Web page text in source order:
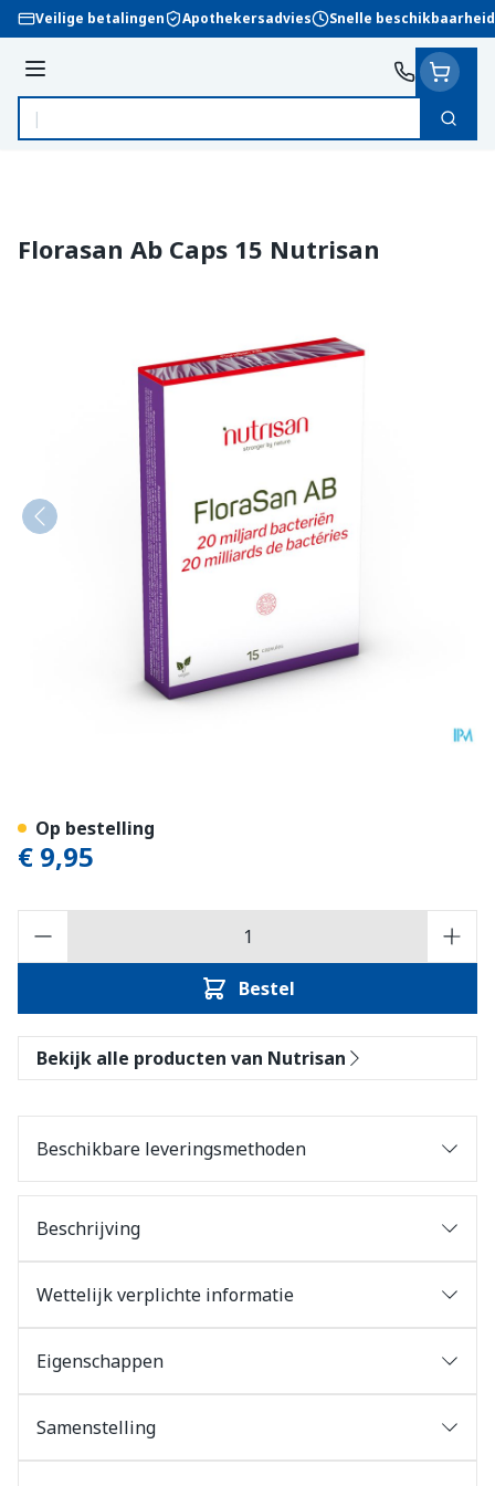
Ga naar de inhoud
Veilige betalingen Apothekersadvies Snelle beschikbaarheid
Menu
Product, merk, categorie...
Zoek
Florasan Ab Caps 15 Nutrisan
€ 9,95
Bestel
Op bestelling
Bekijk alle producten van Nutrisan
Beschikbare leveringsmethoden
Beschrijving
Wettelijk verplichte informatie
Eigenschappen
Samenstelling